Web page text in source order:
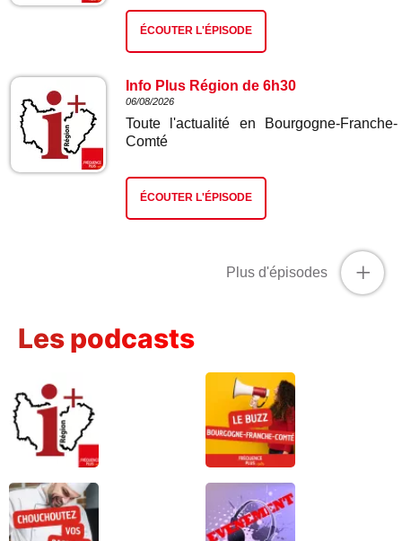
ÉCOUTER L'ÉPISODE
Info Plus Région de 6h30
06/08/2026
Toute l'actualité en Bourgogne-Franche-
Comté
ÉCOUTER L'ÉPISODE
+
Plus d'épisodes
Les podcasts